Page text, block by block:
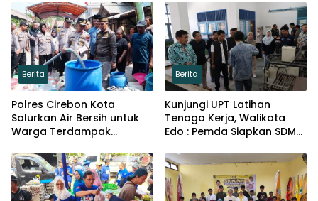
Berita
Polres Cirebon Kota
Salurkan Air Bersih untuk
Warga Terdampak
Berita
Kunjungi UPT Latihan
Tenaga Kerja, Walikota
Edo : Pemda Siapkan SDM
Bersaing